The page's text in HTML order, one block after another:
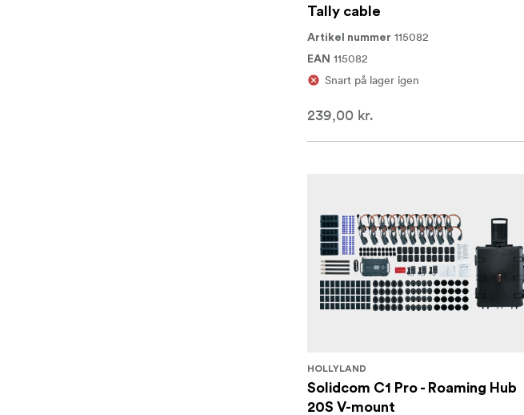
Tally cable
Artikel nummer 115082
EAN 115082
Snart på lager igen
239,00 kr.
HOLLYLAND
Solidcom C1 Pro - Roaming Hub
20S V-mount